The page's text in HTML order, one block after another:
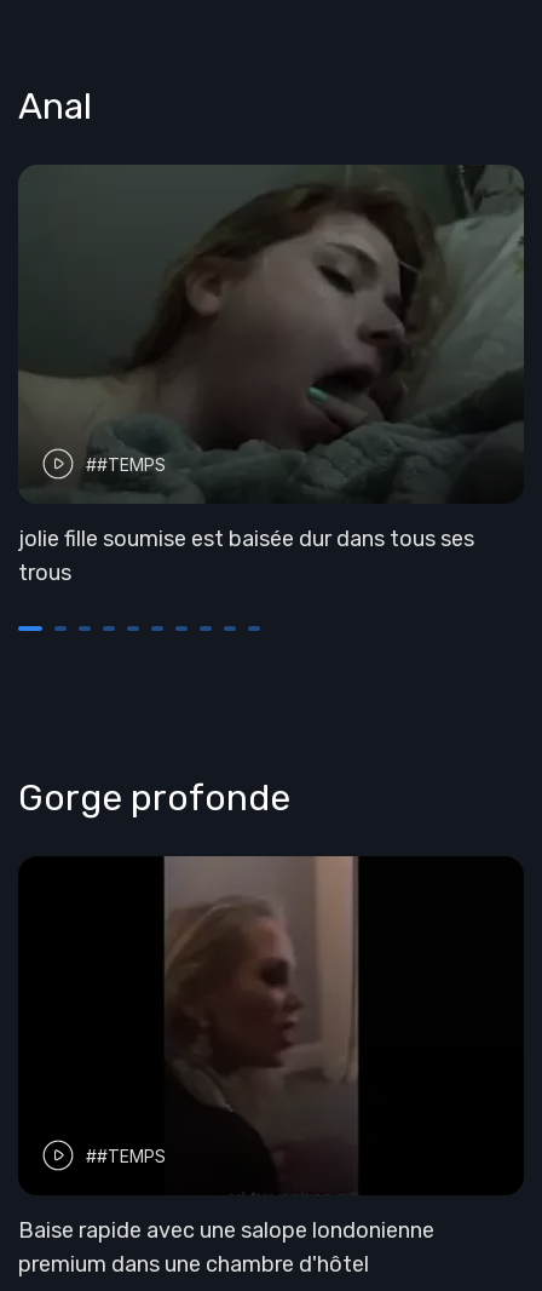
Anal
##TEMPS
jolie fille soumise est baisée dur dans tous ses
trous
Gorge profonde
##TEMPS
Baise rapide avec une salope londonienne
premium dans une chambre d'hôtel